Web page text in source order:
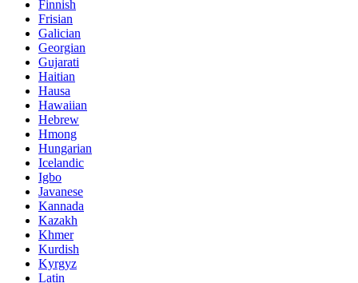
Finnish
Frisian
Galician
Georgian
Gujarati
Haitian
Hausa
Hawaiian
Hebrew
Hmong
Hungarian
Icelandic
Igbo
Javanese
Kannada
Kazakh
Khmer
Kurdish
Kyrgyz
Latin